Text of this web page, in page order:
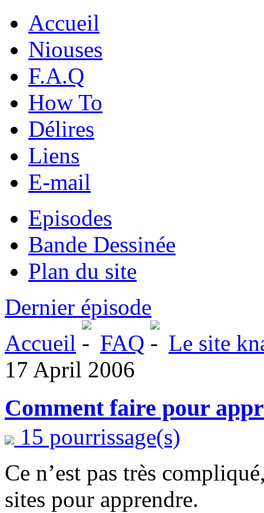
Accueil
Niouses
F.A.Q
How To
Délires
Liens
E-mail
Episodes
Bande Dessinée
Plan du site
Dernier épisode
Accueil
FAQ
Le site
17 April 2006
Comment faire pour
15 pourrissage(s)
Ce n’est pas très
sites pour apprendre.